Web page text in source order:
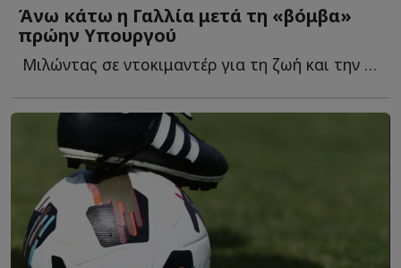
Άνω κάτω η Γαλλία μετά τη «βόμβα»
πρώην Υπουργού
Μιλώντας σε ντοκιμαντέρ για τη ζωή και την καριέρα τ...